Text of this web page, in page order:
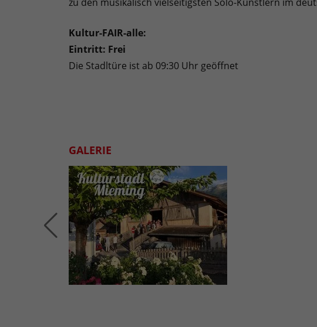
Kultur-FAIR-alle:
Eintritt: Frei
Die Stadltüre ist ab 09:30 Uhr geöffnet
GALERIE